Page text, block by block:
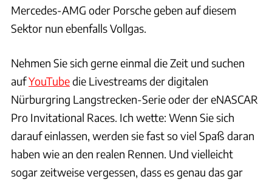
Mercedes-AMG oder Porsche geben auf diesem
Sektor nun ebenfalls Vollgas.
Nehmen Sie sich gerne einmal die Zeit und suchen
aufYouTubedie Livestreams der digitalen
Nürburgring Langstrecken-Serie oder der eNASCAR
Pro Invitational Races. Ich wette: Wenn Sie sich
darauf einlassen, werden sie fast so viel Spaß daran
haben wie an den realen Rennen. Und vielleicht
sogar zeitweise vergessen, dass es genau das gar